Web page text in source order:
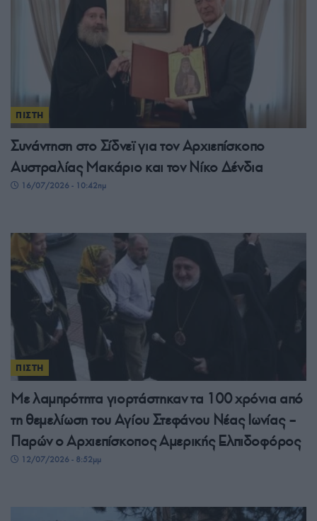
ΠΙΣΤΗ
Συνάντηση στο Σίδνεϊ για τον Αρχιεπίσκοπο
Αυστραλίας Μακάριο και τον Νίκο Δένδια
16/07/2026 - 10:42πμ
ΠΙΣΤΗ
Με λαμπρότητα γιορτάστηκαν τα 100 χρόνια από
τη θεμελίωση του Αγίου Στεφάνου Νέας Ιωνίας –
Παρών ο Αρχιεπίσκοπος Αμερικής Ελπιδοφόρος
12/07/2026 - 8:52μμ